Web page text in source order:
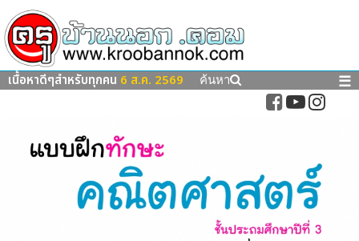
เนื้อหาดีๆสำหรับทุกคน 6 ส.ค. 2569 ค้นหา ☰